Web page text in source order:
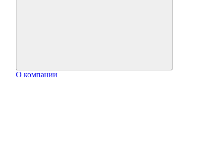
О компании